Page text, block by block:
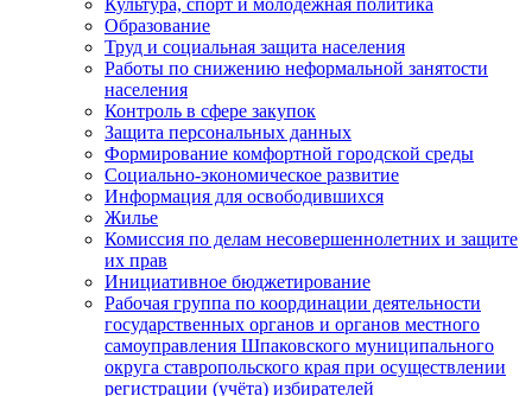
Культура, спорт и молодежная политика
Образование
Труд и социальная защита населения
Работы по снижению неформальной занятости
населения
Контроль в сфере закупок
Защита персональных данных
Формирование комфортной городской среды
Социально-экономическое развитие
Информация для освободившихся
Жилье
Комиссия по делам несовершеннолетних и защите
их прав
Инициативное бюджетирование
Рабочая группа по координации деятельности
государственных органов и органов местного
самоуправления Шпаковского муниципального
округа ставропольского края при осуществлении
регистрации (учёта) избирателей